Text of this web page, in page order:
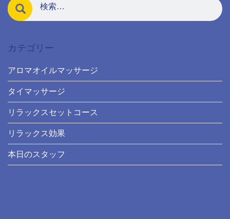
カテゴリー
アロマオイルマッサージ
タイマッサージ
リラックスセットコース
リラックス効果
本日のスタッフ